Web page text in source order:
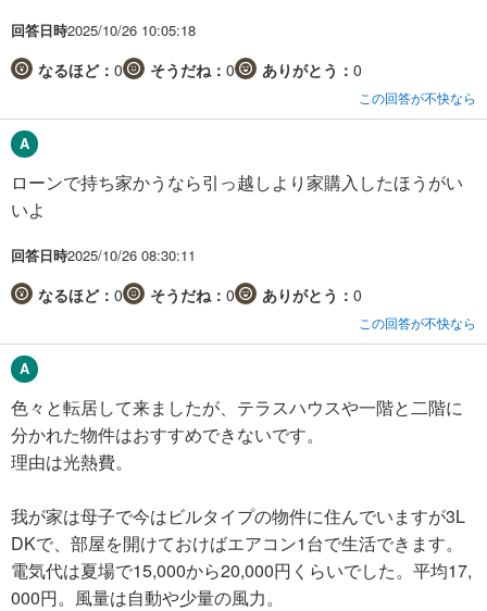
回答日時2025/10/26 10:05:18
なるほど： 0 そうだね： 0 ありがとう： 0
この回答が不快なら
ローンで持ち家かうなら引っ越しより家購入したほうがい
いよ
回答日時2025/10/26 08:30:11
なるほど： 0 そうだね： 0 ありがとう： 0
この回答が不快なら
色々と転居して来ましたが、テラスハウスや一階と二階に
分かれた物件はおすすめできないです。
理由は光熱費。
我が家は母子で今はビルタイプの物件に住んでいますが3L
DKで、部屋を開けておけばエアコン1台で生活できます。
電気代は夏場で15,000から20,000円くらいでした。平均17,
000円。風量は自動や少量の風力。